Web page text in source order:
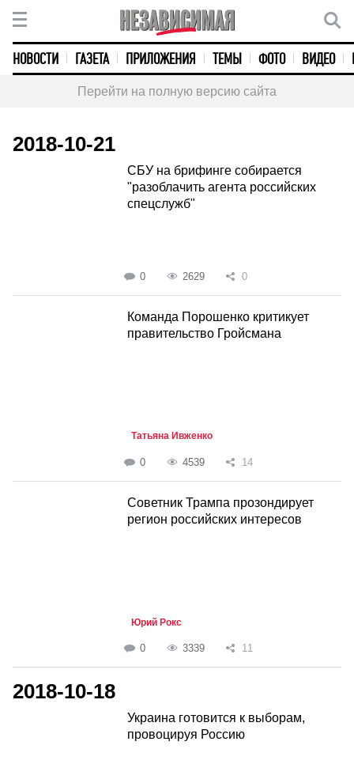
НОВОСТИ ГАЗЕТА ПРИЛОЖЕНИЯ ТЕМЫ ФОТО ВИДЕО
Перейти на полную версию сайта
2018-10-21
СБУ на брифинге собирается
"разоблачить агента российских
спецслужб"
0 2629 0
Команда Порошенко критикует
правительство Гройсмана
Татьяна Ивженко
0 4539 14
Советник Трампа прозондирует
регион российских интересов
Юрий Рокс
0 3339 11
2018-10-18
Украина готовится к выборам,
провоцируя Россию